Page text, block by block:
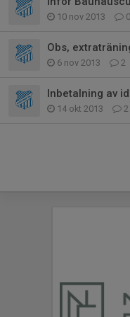
10 nov 2013 0
Obs,
6 nov 2013 2
Inbetalning av
14 okt 2013 2